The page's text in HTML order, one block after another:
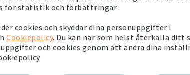
för statistik och förbättringar.
cookies och skyddar dina personuppgifter i
Cookiepolicy. Du kan när som helst återkalla ditt
och cookies genom att ändra dina
och Stockholm. Här finns vår
miljö och energi,
inköp, juridik och IT.